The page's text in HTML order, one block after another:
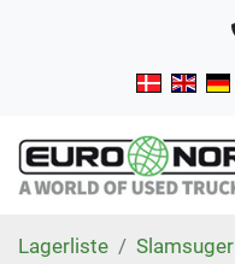
Lagerliste Slamsuger